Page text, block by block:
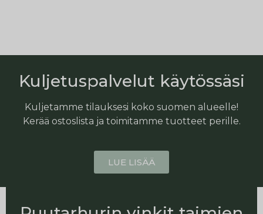
Kuljetuspalvelut käytössäsi
Kuljetamme tilauksesi koko suomen alueelle!
Kerää ostoslista ja toimitamme tuotteet perille.
LUE LISÄÄ